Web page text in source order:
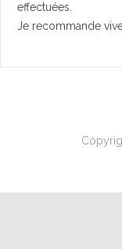
effectuées.
Je recommande